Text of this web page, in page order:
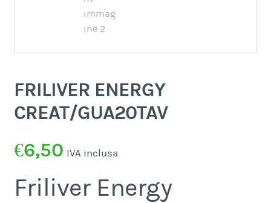
FRILIVER ENERGY
CREAT/GUA20TAV
€6,50 IVA inclusa
Friliver Energy